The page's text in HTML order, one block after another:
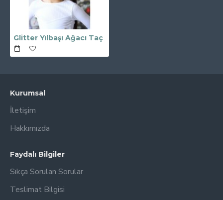
Glitter Yılbaşı Ağacı Taç
Kurumsal
İletişim
Hakkımızda
Faydalı Bilgiler
Sıkça Sorulan Sorular
Teslimat Bilgisi